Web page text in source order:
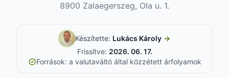
8900 Zalaegerszeg, Ola u. 1.
Készítette: Lukács Károly →
Frissítve: 2026. 06. 17.
Források: a valutaváltó által közzétett árfolyamok